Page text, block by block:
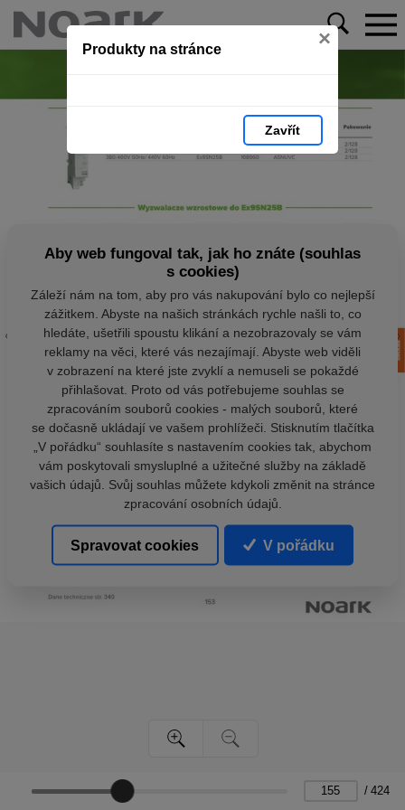
Produkty na stránce ×
Zavřít
/ 424
Aby web fungoval tak, jak ho znáte (souhlas
s cookies)
Záleží nám na tom, aby pro vás nakupování bylo co nejlepší
zážitkem. Abyste na našich stránkách rychle našli to, co
hledáte, ušetřili spoustu klikání a nezobrazovaly se vám
reklamy na věci, které vás nezajímají. Abyste web viděli
v zobrazení na které jste zvyklí a nemuseli se pokaždé
přihlašovat. Proto od vás potřebujeme souhlas se
zpracováním souborů cookies - malých souborů, které
se dočasně ukládají ve vašem prohlížeči. Stisknutím tlačítka
„V pořádku“ souhlasíte s nastavením cookies tak, abychom
vám poskytovali smysluplné a užitečné služby na základě
vašich údajů. Svůj souhlas můžete kdykoli změnit na stránce
zpracování osobních údajů.
Spravovat cookies V pořádku